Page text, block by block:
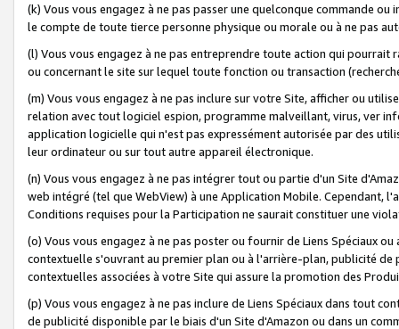
(k) Vous vous engagez à ne pas passer une quelconque commande
le compte de toute tierce personne physique ou morale ou à ne pas
(l) Vous vous engagez à ne pas entreprendre toute action qui
ou concernant le site sur lequel toute fonction ou transaction
(m) Vous vous engagez à ne pas inclure sur votre Site, afficher ou
relation avec tout logiciel espion, programme malveillant, virus, ver
application logicielle qui n'est pas expressément autorisée par des
leur ordinateur ou sur tout autre appareil électronique.
(n) Vous vous engagez à ne pas intégrer tout ou partie d'un Site
web intégré (tel que WebView) à une Application Mobile. Cependant,
Conditions requises pour la Participation ne saurait constituer une
(o) Vous vous engagez à ne pas poster ou fournir de Liens Spéciaux
contextuelle s'ouvrant au premier plan ou à l'arrière-plan, publicité
contextuelles associées à votre Site qui assure la promotion des
(p) Vous vous engagez à ne pas inclure de Liens Spéciaux dans tout
de publicité disponible par le biais d'un Site d'Amazon ou dans un